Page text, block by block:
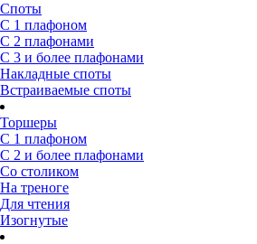
Споты
С 1 плафоном
С 2 плафонами
С 3 и более плафонами
Накладные споты
Встраиваемые споты
Торшеры
С 1 плафоном
С 2 и более плафонами
Со столиком
На треноге
Для чтения
Изогнутые